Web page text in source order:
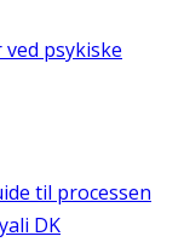
psykiske
til processen
DK